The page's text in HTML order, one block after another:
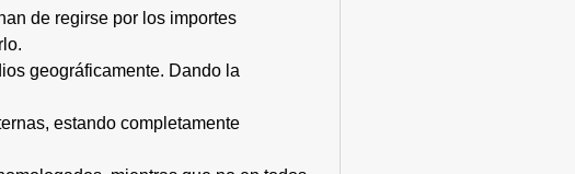
de regirse por los importes
geográficamente. Dando la
estando completamente